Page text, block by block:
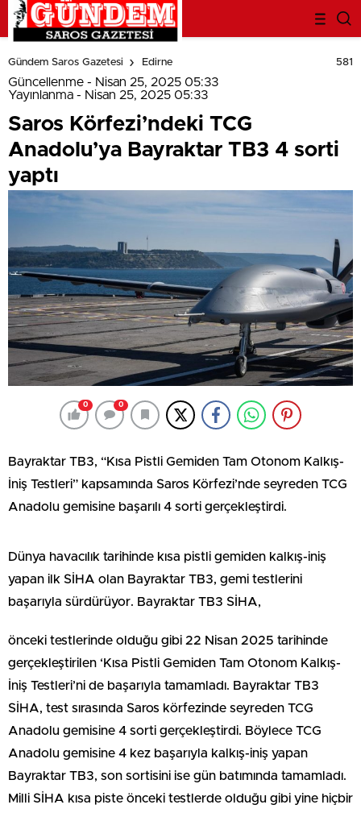
deneme
bonusu
evden
eve
nakliyat
veren
bahis
siteleri
bahis
siteleri
popüler
casino
parça
eşya
taşıma
evden
eve
nakliyat
nakliyat
Gündem Saros Gazetesi Edirne 581
Güncellenme - Nisan 25, 2025 05:33
Yayınlanma - Nisan 25, 2025 05:33
Saros Körfezi’ndeki TCG
Anadolu’ya Bayraktar TB3 4 sorti
yaptı
0 0
Bayraktar TB3, “Kısa Pistli Gemiden Tam Otonom Kalkış-
İniş Testleri” kapsamında Saros Körfezi’nde seyreden TCG
Anadolu gemisine başarılı 4 sorti gerçekleştirdi.
Dünya havacılık tarihinde kısa pistli gemiden kalkış-iniş
yapan ilk SİHA olan Bayraktar TB3, gemi testlerini
başarıyla sürdürüyor. Bayraktar TB3 SİHA,
önceki testlerinde olduğu gibi 22 Nisan 2025 tarihinde
gerçekleştirilen ‘Kısa Pistli Gemiden Tam Otonom Kalkış-
İniş Testleri’ni de başarıyla tamamladı. Bayraktar TB3
SİHA, test sırasında Saros körfezinde seyreden TCG
Anadolu gemisine 4 sorti gerçekleştirdi. Böylece TCG
Anadolu gemisine 4 kez başarıyla kalkış-iniş yapan
Bayraktar TB3, son sortisini ise gün batımında tamamladı.
Milli SİHA kısa piste önceki testlerde olduğu gibi yine hiçbir